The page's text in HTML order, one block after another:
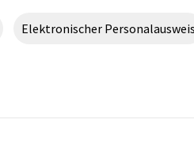
Elektronischer Personalausweis